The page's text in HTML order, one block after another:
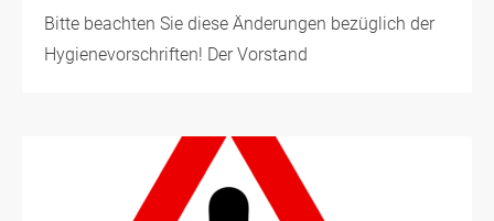
Bitte beachten Sie diese Änderungen bezüglich der
Hygienevorschriften! Der Vorstand